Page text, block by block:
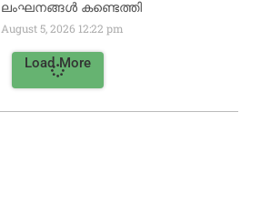
ലംഘനങ്ങൾ കണ്ടെത്തി
August 5, 2026 12:22 pm
Load More